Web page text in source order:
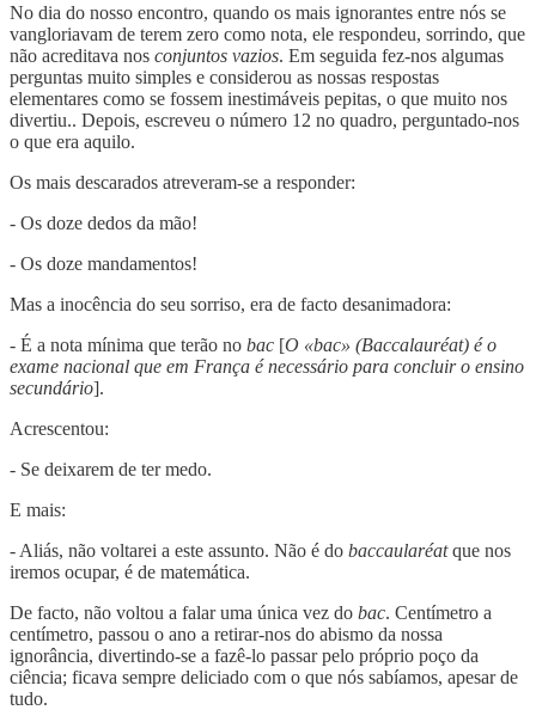
No dia do nosso encontro, quando os mais ignorantes entre nós se
vangloriavam de terem zero como nota, ele respondeu, sorrindo, que
não acreditava nos conjuntos vazios. Em seguida fez-nos algumas
perguntas muito simples e considerou as nossas respostas
elementares como se fossem inestimáveis pepitas, o que muito nos
divertiu.. Depois, escreveu o número 12 no quadro, perguntado-nos
o que era aquilo.
Os mais descarados atreveram-se a responder:
- Os doze dedos da mão!
- Os doze mandamentos!
Mas a inocência do seu sorriso, era de facto desanimadora:
- É a nota mínima que terão no bac [O «bac» (Baccalauréat) é o
exame nacional que em França é necessário para concluir o ensino
secundário].
Acrescentou:
- Se deixarem de ter medo.
E mais:
- Aliás, não voltarei a este assunto. Não é do baccaularéatque nos
iremos ocupar, é de matemática.
De facto, não voltou a falar uma única vez do bac. Centímetro a
centímetro, passou o ano a retirar-nos do abismo da nossa
ignorância, divertindo-se a fazê-lo passar pelo próprio poço da
ciência; ficava sempre deliciado com o que nós sabíamos, apesar de
tudo.